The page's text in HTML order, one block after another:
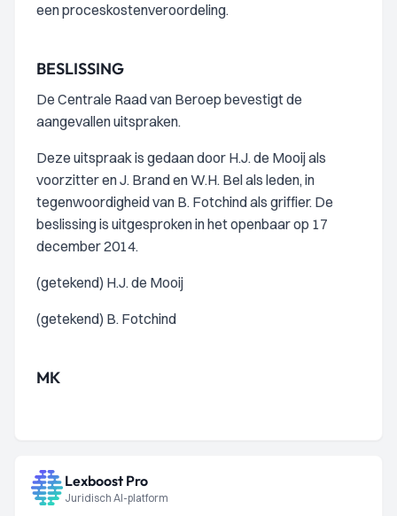
een proceskostenveroordeling.
BESLISSING
De Centrale Raad van Beroep bevestigt de
aangevallen uitspraken.
Deze uitspraak is gedaan door H.J. de Mooij als
voorzitter en J. Brand en W.H. Bel als leden, in
tegenwoordigheid van B. Fotchind als griffier. De
beslissing is uitgesproken in het openbaar op 17
december 2014.
(getekend) H.J. de Mooij
(getekend) B. Fotchind
MK
Lexboost Pro
Juridisch AI-platform